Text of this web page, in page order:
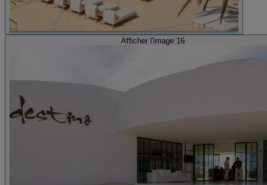
Afficher l'image 16